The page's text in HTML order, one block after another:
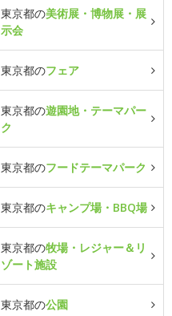
東京都の美術展・博物展・展
示会
東京都のフェア
東京都の遊園地・テーマパー
ク
東京都のフードテーマパーク
東京都のキャンプ場・BBQ場
東京都の牧場・レジャー＆リ
ゾート施設
東京都の公園